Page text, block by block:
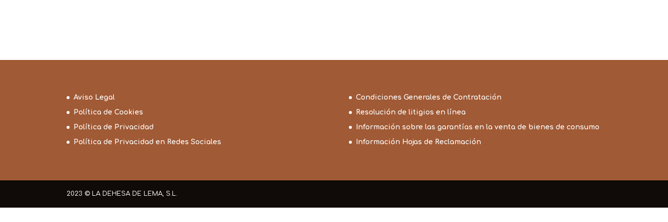
Aviso Legal
Política de Cookies
Política de Privacidad
Política de Privacidad en Redes Sociales
Condiciones Generales de Contratación
Resolución de litigios en línea
Información sobre las garantías en la venta de bienes de consumo
Información Hojas de Reclamación
2023 © LA DEHESA DE LEMA, S.L.